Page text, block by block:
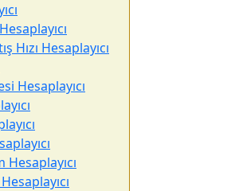
Hızı Hesaplayıcı
Hesaplayıcı